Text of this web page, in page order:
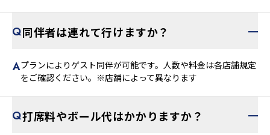
同伴者は連れて行けますか？
プランによりゲスト同伴が可能です。人数や料金は各店舗規定
をご確認ください。※店舗によって異なります
打席料やボール代はかかりますか？